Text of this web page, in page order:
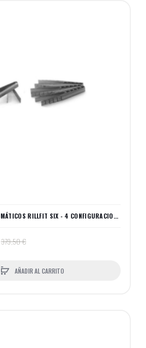
CORTADORA DE NEUMÁTICOS RILLFIT SIX - 4 CONFIGURACIONES DE CALOR
379,50 €
AÑADIR AL CARRITO